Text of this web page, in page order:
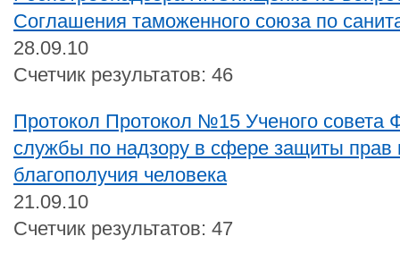
Соглашения таможенного союза по
28.09.10
Счетчик результатов: 46
Протокол Протокол №15 Ученого совета
службы по надзору в сфере защиты прав
благополучия человека
21.09.10
Счетчик результатов: 47